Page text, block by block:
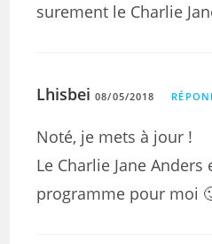
surement le Charlie
Lhisbei 08/05/2018
Noté, je mets à jour !
Le Charlie Jane Anders
programme pour moi